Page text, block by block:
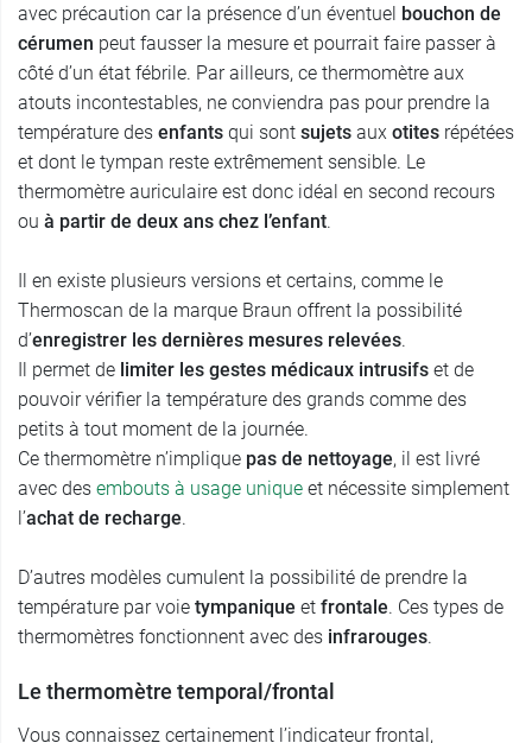
avec précaution car la présence d’un éventuel bouchon de
cérumen peut fausser la mesure et pourrait faire passer à
côté d’un état fébrile. Par ailleurs, ce thermomètre aux
atouts incontestables, ne conviendra pas pour prendre la
température des enfants qui sont sujets aux otites répétées
et dont le tympan reste extrêmement sensible. Le
thermomètre auriculaire est donc idéal en second recours
ou à partir de deux ans chez l’enfant.
Il en existe plusieurs versions et certains, comme le
Thermoscan de la marque Braun offrent la possibilité
d’enregistrer les dernières mesures relevées.
Il permet de limiter les gestes médicaux intrusifs et de
pouvoir vérifier la température des grands comme des
petits à tout moment de la journée.
Ce thermomètre n’implique pas de nettoyage, il est livré
avec des embouts à usage unique et nécessite simplement
l’achat de recharge.
D’autres modèles cumulent la possibilité de prendre la
température par voie tympanique et frontale. Ces types de
thermomètres fonctionnent avec des infrarouges.
Le thermomètre temporal/frontal
Vous connaissez certainement l’indicateur frontal,